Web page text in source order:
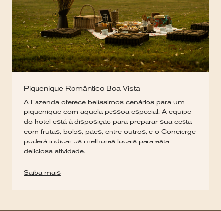
Piquenique Romântico Boa Vista
A Fazenda oferece belíssimos cenários para um
piquenique com aquela pessoa especial. A equipe
do hotel está à disposição para preparar sua cesta
com frutas, bolos, pães, entre outros, e o Concierge
poderá indicar os melhores locais para esta
deliciosa atividade.
Saiba mais